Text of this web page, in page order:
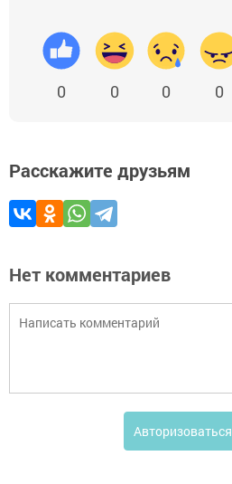
0 0 0 0
Расскажите друзьям
Нет комментариев
Авторизоваться